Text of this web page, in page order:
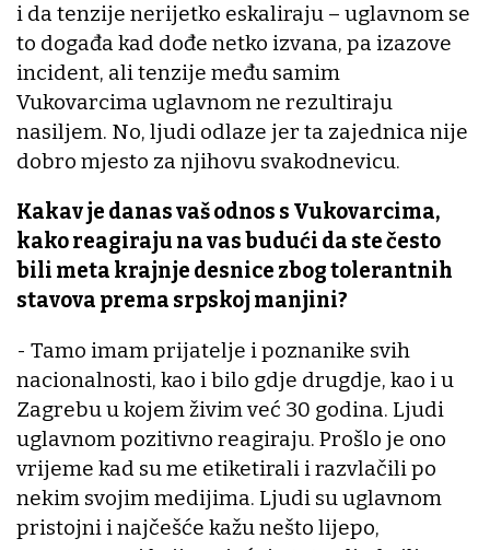
i da tenzije nerijetko eskaliraju – uglavnom se
to događa kad dođe netko izvana, pa izazove
incident, ali tenzije među samim
Vukovarcima uglavnom ne rezultiraju
nasiljem. No, ljudi odlaze jer ta zajednica nije
dobro mjesto za njihovu svakodnevicu.
Kakav je danas vaš odnos s Vukovarcima,
kako reagiraju na vas budući da ste često
bili meta krajnje desnice zbog tolerantnih
stavova prema srpskoj manjini?
- Tamo imam prijatelje i poznanike svih
nacionalnosti, kao i bilo gdje drugdje, kao i u
Zagrebu u kojem živim već 30 godina. Ljudi
uglavnom pozitivno reagiraju. Prošlo je ono
vrijeme kad su me etiketirali i razvlačili po
nekim svojim medijima. Ljudi su uglavnom
pristojni i najčešće kažu nešto lijepo,